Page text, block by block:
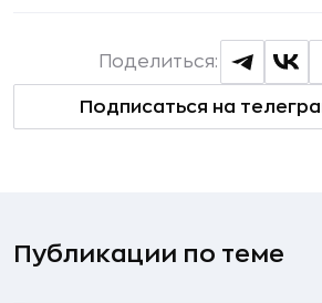
Подписаться на
Поделиться:
Публикации по теме